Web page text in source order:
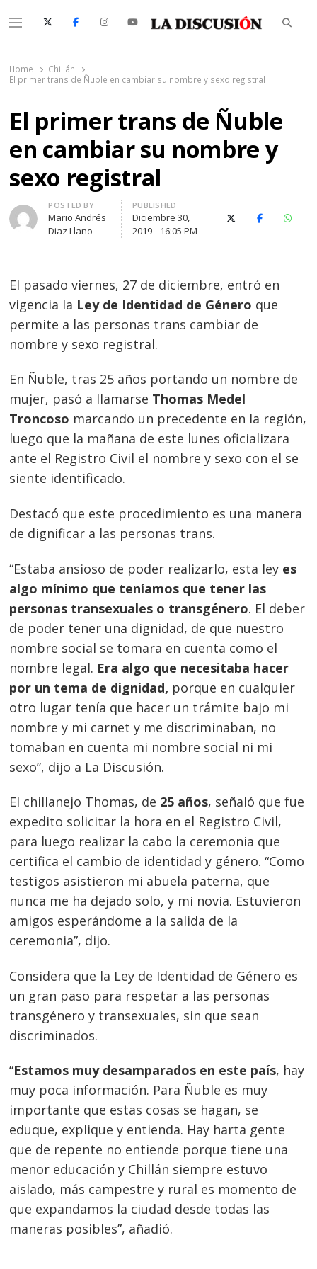
Menu
Home
Chillán
El primer trans de Ñuble en cambiar su nombre y sexo registral
El primer trans de Ñuble
en cambiar su nombre y
sexo registral
Author
POSTED BY
Mario Andrés
Diaz Llano
PUBLISHED
Diciembre 30,
2019
16:05 PM
X (Twitter)Facebook
El pasado viernes, 27 de diciembre, entró en
vigencia la Ley de Identidad de Género que
permite a las personas trans cambiar de
nombre y sexo registral.
En Ñuble, tras 25 años portando un nombre de
mujer, pasó a llamarse Thomas Medel
Troncoso marcando un precedente en la región,
luego que la mañana de este lunes oficializara
ante el Registro Civil el nombre y sexo con el se
siente identificado.
Destacó que este procedimiento es una manera
de dignificar a las personas trans.
“Estaba ansioso de poder realizarlo, esta ley es
algo mínimo que teníamos que tener las
personas transexuales o transgénero. El deber
de poder tener una dignidad, de que nuestro
nombre social se tomara en cuenta como el
nombre legal. Era algo que necesitaba hacer
por un tema de dignidad, porque en cualquier
otro lugar tenía que hacer un trámite bajo mi
nombre y mi carnet y me discriminaban, no
tomaban en cuenta mi nombre social ni mi
sexo”, dijo a La Discusión.
El chillanejo Thomas, de 25 años, señaló que fue
expedito solicitar la hora en el Registro Civil,
para luego realizar la cabo la ceremonia que
certifica el cambio de identidad y género. “Como
testigos asistieron mi abuela paterna, que
nunca me ha dejado solo, y mi novia. Estuvieron
amigos esperándome a la salida de la
ceremonia”, dijo.
Considera que la Ley de Identidad de Género es
un gran paso para respetar a las personas
transgénero y transexuales, sin que sean
discriminados.
“Estamos muy desamparados en este país, hay
muy poca información. Para Ñuble es muy
importante que estas cosas se hagan, se
eduque, explique y entienda. Hay harta gente
que de repente no entiende porque tiene una
menor educación y Chillán siempre estuvo
aislado, más campestre y rural es momento de
que expandamos la ciudad desde todas las
maneras posibles”, añadió.